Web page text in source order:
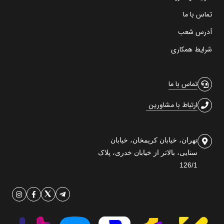
تماس با ما
آدرس شعب
شرایط همکاری
تماس با ما
ارتباط با مشاورین
تهران، خیابان کریمخان، خیابان
سنایی، بالاتر از خیابان خدری، پلاک
126/1